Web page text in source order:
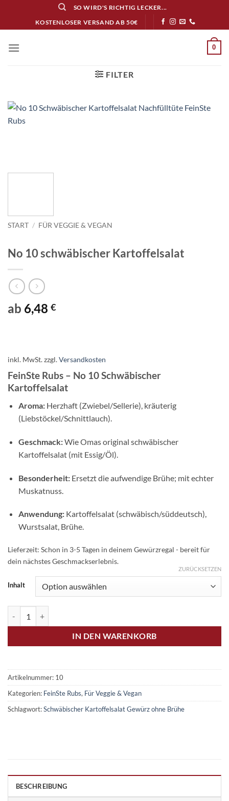
springen
SO WIRD'S RICHTIG LECKER...
KOSTENLOSER VERSAND AB 50€
0
FILTER
START / FÜR VEGGIE & VEGAN
No 10 schwäbischer Kartoffelsalat
ab 6,48 €
inkl. MwSt.zzgl.Versandkosten
FeinSte Rubs – No 10 Schwäbischer
Kartoffelsalat
Aroma:Herzhaft (Zwiebel/Sellerie), kräuterig
(Liebstöckel/Schnittlauch).
Geschmack:Wie Omas original schwäbischer
Kartoffelsalat (mit Essig/Öl).
Besonderheit:Ersetzt die aufwendige Brühe; mit echter
Muskatnuss.
Anwendung:Kartoffelsalat (schwäbisch/süddeutsch),
Wurstsalat, Brühe.
Lieferzeit: Schon in 3-5 Tagen in deinem Gewürzregal - bereit für
dein nächstes Geschmackserlebnis.
Inhalt
ZURÜCKSETZEN
IN DEN WARENKORB
Artikelnummer: 10
Kategorien: FeinSte Rubs, Für Veggie & Vegan
Schlagwort:Schwäbischer Kartoffelsalat Gewürz ohne Brühe
BESCHREIBUNG